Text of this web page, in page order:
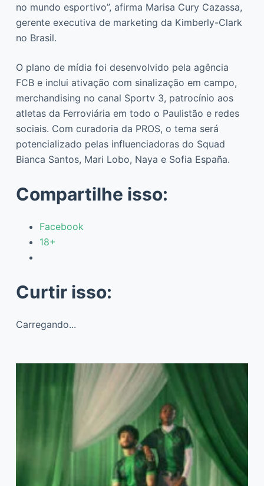
no mundo esportivo”, afirma Marisa Cury Cazassa,
gerente executiva de marketing da Kimberly-Clark
no Brasil.
O plano de mídia foi desenvolvido pela agência
FCB e inclui ativação com sinalização em campo,
merchandising no canal Sportv 3, patrocínio aos
atletas da Ferroviária em todo o Paulistão e redes
sociais. Com curadoria da PROS, o tema será
potencializado pelas influenciadoras do Squad
Bianca Santos, Mari Lobo, Naya e Sofia España.
Compartilhe isso:
Facebook
18+
Curtir isso:
Carregando...